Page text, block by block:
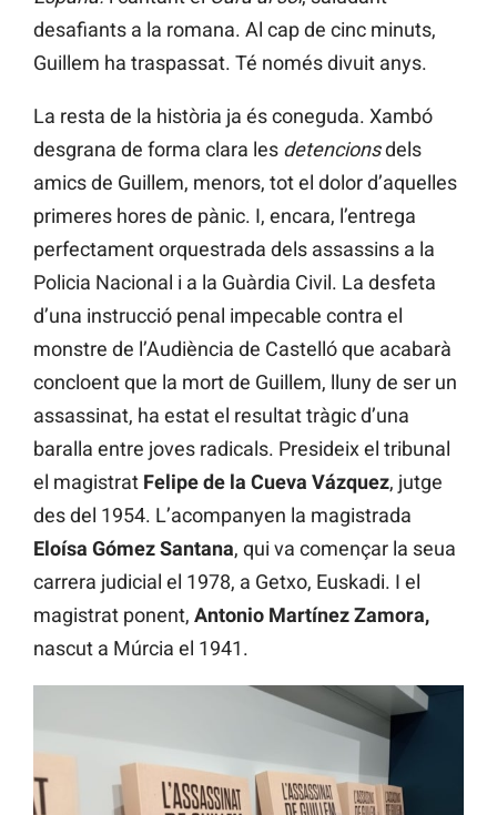
desafiants a la romana. Al cap de cinc minuts,
Guillem ha traspassat. Té només divuit anys.
La resta de la història ja és coneguda. Xambó
desgrana de forma clara les detencionsdels
amics de Guillem, menors, tot el dolor d’aquelles
primeres hores de pànic. I, encara, l’entrega
perfectament orquestrada dels assassins a la
Policia Nacional i a la Guàrdia Civil. La desfeta
d’una instrucció penal impecable contra el
monstre de l’Audiència de Castelló que acabarà
concloent que la mort de Guillem, lluny de ser un
assassinat, ha estat el resultat tràgic d’una
baralla entre joves radicals. Presideix el tribunal
el magistrat Felipe de la Cueva Vázquez, jutge
des del 1954. L’acompanyen la magistrada
Eloísa Gómez Santana, qui va començar la seua
carrera judicial el 1978, a Getxo, Euskadi. I el
magistrat ponent, Antonio Martínez Zamora,
nascut a Múrcia el 1941.